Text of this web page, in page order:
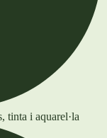
tinta i aquarel·la